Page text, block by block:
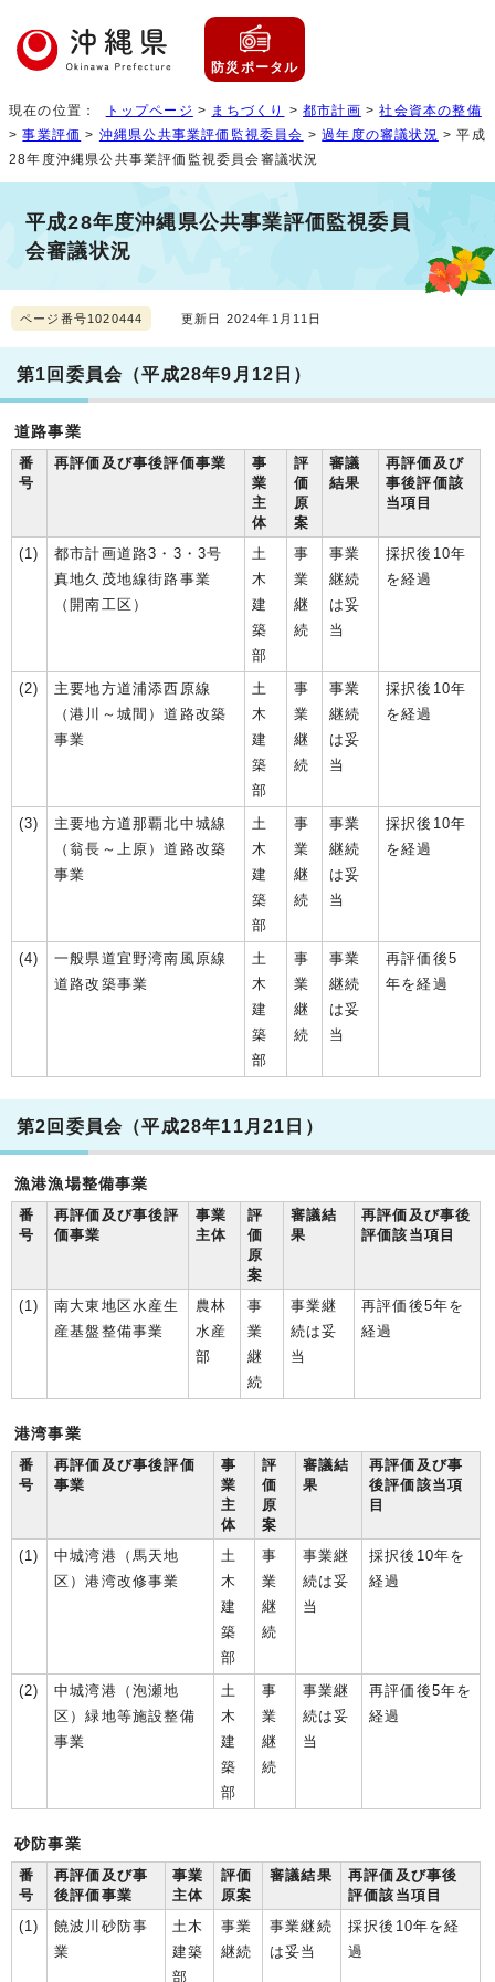
防災ポータル
現在の位置： トップページ > まちづくり >都市計画 >社会資本の整備
>事業評価 > 沖縄県公共事業評価監視委員会 >過年度の審議状況 > 平成
28年度沖縄県公共事業評価監視委員会審議状況
平成28年度沖縄県公共事業評価監視委員
会審議状況
ページ番号1020444 更新日 2024年1月11日
第1回委員会（平成28年9月12日）
道路事業
番
号
再評価及び事後評価事業
事
業
主
体
評
価
原
案
審議
結果
再評価及び
事後評価該
当項目
(1)
都市計画道路3・3・3号
真地久茂地線街路事業
（開南工区）
土
木
建
築
部
事
業
継
続
事業
継続
は妥
当
採択後10年
を経過
(2)
主要地方道浦添西原線
（港川～城間）道路改築
事業
土
木
建
築
部
事
業
継
続
事業
継続
は妥
当
採択後10年
を経過
(3)
主要地方道那覇北中城線
（翁長～上原）道路改築
事業
土
木
建
築
部
事
業
継
続
事業
継続
は妥
当
採択後10年
を経過
(4)
一般県道宜野湾南風原線
道路改築事業
土
木
建
築
部
事
業
継
続
事業
継続
は妥
当
再評価後5
年を経過
第2回委員会（平成28年11月21日）
漁港漁場整備事業
番
号
再評価及び事後評
価事業
事業
主体
評
価
原
案
審議結
果
再評価及び事後
評価該当項目
(1)
南大東地区水産生
産基盤整備事業
農林
水産
部
事
業
継
続
事業継
続は妥
当
再評価後5年を
経過
港湾事業
番
号
再評価及び事後評価
事業
事
業
主
体
評
価
原
案
審議結
果
再評価及び事
後評価該当項
目
(1)
中城湾港（馬天地
区）港湾改修事業
土
木
建
築
部
事
業
継
続
事業継
続は妥
当
採択後10年を
経過
(2)
中城湾港（泡瀬地
区）緑地等施設整備
事業
土
木
建
築
部
事
業
継
続
事業継
続は妥
当
再評価後5年を
経過
砂防事業
番
号
再評価及び事
後評価事業
事業
主体
評価
原案
審議結果
再評価及び事後
評価該当項目
(1)
饒波川砂防事
業
土木
建築
部
事業
継続
事業継続
は妥当
採択後10年を経
過